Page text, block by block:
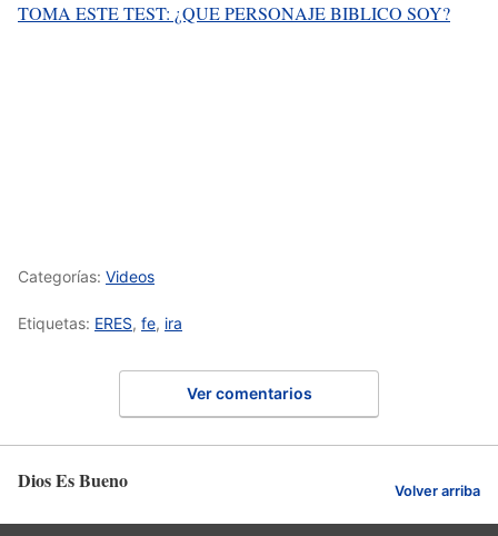
TOMA ESTE TEST: ¿QUE PERSONAJE BIBLICO SOY?
Categorías: Videos
Etiquetas: ERES, fe, ira
Ver comentarios
Dios Es Bueno Volver arriba